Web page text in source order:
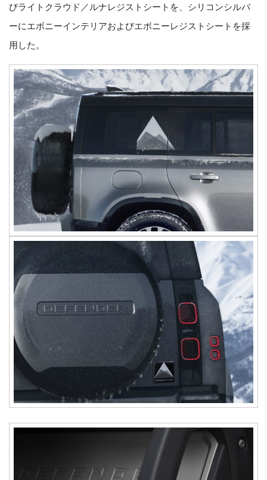
びライトクラウド／ルナレジストシートを、シリコンシルバ
ーにエボニーインテリアおよびエボニーレジストシートを採
用した。